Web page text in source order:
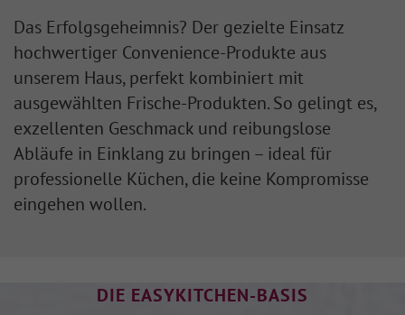
Das Erfolgsgeheimnis? Der gezielte Einsatz
hochwertiger Convenience-Produkte aus
unserem Haus, perfekt kombiniert mit
ausgewählten Frische-Produkten. So gelingt es,
exzellenten Geschmack und reibungslose
Abläufe in Einklang zu bringen – ideal für
professionelle Küchen, die keine Kompromisse
eingehen wollen.
DIE EASYKITCHEN-BASIS